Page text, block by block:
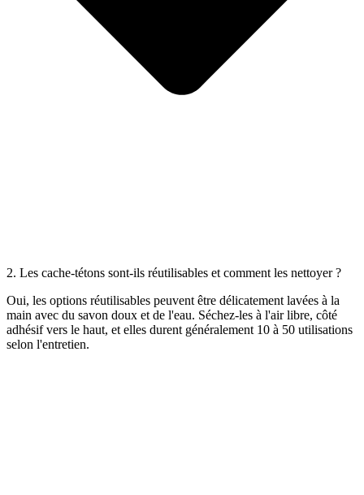
2. Les cache-tétons sont-ils réutilisables et comment les nettoyer ?
Oui, les options réutilisables peuvent être délicatement lavées à la
main avec du savon doux et de l'eau. Séchez-les à l'air libre, côté
adhésif vers le haut, et elles durent généralement 10 à 50 utilisations
selon l'entretien.